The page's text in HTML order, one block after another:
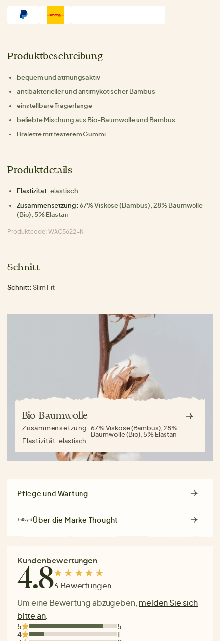
Produktbeschreibung
bequem und atmungsaktiv
antibakterieller und antimykotischer Bambus
einstellbare Trägerlänge
beliebte Mischung aus Bio-Baumwolle und Bambus
Bralette mit festerem Gummi
Produktdetails
Elastizität: elastisch
Zusammensetzung: 67% Viskose (Bambus), 28% Baumwolle
(Bio), 5% Elastan
Produktcode: WAC5622-N
Schnitt
Schnitt: Slim Fit
Bio-Baumwolle
Zusammensetzung:67% Viskose (Bambus), 28%
Baumwolle (Bio), 5% Elastan
Elastizität:elastisch
Pflege und Wartung
Über die Marke Thought
Kundenbewertungen
4.86 Bewertungen
Um eine Bewertung abzugeben, melden Sie sich
bitte an.
5
5
4
1